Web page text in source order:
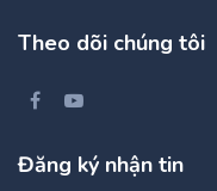
Theo dõi chúng tôi
Đăng ký nhận tin